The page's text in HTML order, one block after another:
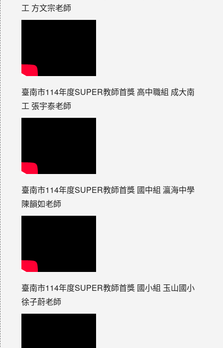
工 方文宗老師
臺南市114年度SUPER教師首獎 高中職組 成大南
工 張宇泰老師
臺南市114年度SUPER教師首獎 國中組 瀛海中學
陳韻如老師
臺南市114年度SUPER教師首獎 國小組 玉山國小
徐子蔚老師